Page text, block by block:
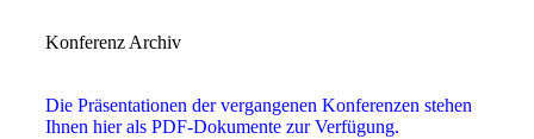
Konferenz Archiv
Die Präsentationen der vergangenen Konferenzen stehen
Ihnen hier als PDF-Dokumente zur Verfügung.